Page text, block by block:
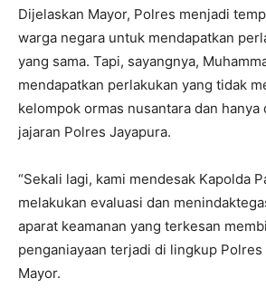
Dijelaskan Mayor, Polres menjadi
warga negara untuk mendapatkan
yang sama. Tapi, sayangnya,
mendapatkan perlakukan yang tidak
kelompok ormas nusantara dan hanya
jajaran Polres Jayapura.
“Sekali lagi, kami mendesak Kapolda
melakukan evaluasi dan
aparat keamanan yang terkesan
penganiayaan terjadi di lingkup Polres
Mayor.